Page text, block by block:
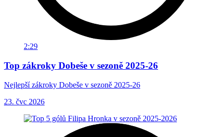
2:29
Top zákroky Dobeše v sezoně 2025-26
Nejlepší zákroky Dobeše v sezoně 2025-26
23. čvc 2026